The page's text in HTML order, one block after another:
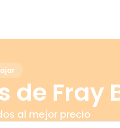
de Fray
al mejor precio